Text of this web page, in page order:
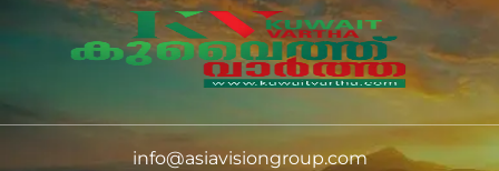
info@asiavisiongroup.com